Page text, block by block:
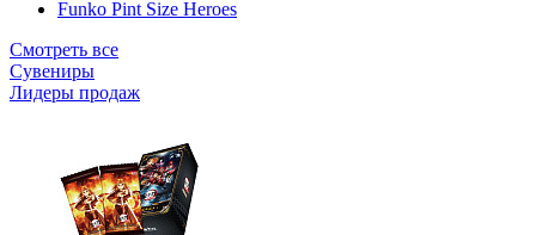
Funko Pint Size Heroes
Смотреть все
Сувениры
Лидеры продаж